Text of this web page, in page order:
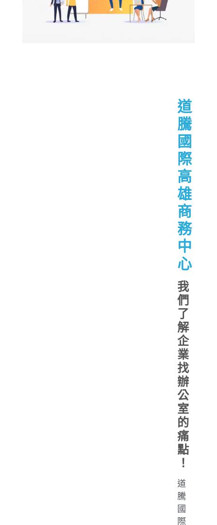
道
騰
國
際
高
雄
商
務
中
心
我
們
了
解
企
業
找
辦
公
室
的
痛
點
！
道
騰
國
際